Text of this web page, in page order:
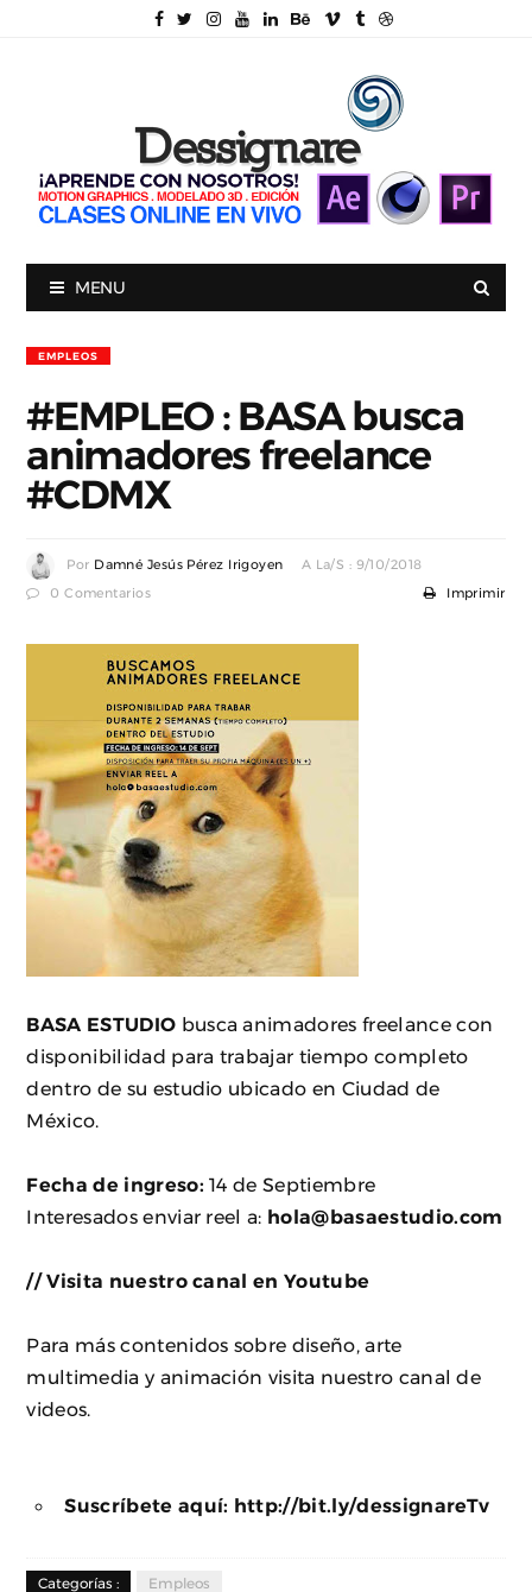
MENU
EMPLEOS
#EMPLEO : BASA busca
animadores freelance
#CDMX
Por Damné Jesús Pérez Irigoyen A La/s : 9/10/2018
0 Comentarios Imprimir
BASA ESTUDIO busca animadores freelance con
disponibilidad para trabajar tiempo completo
dentro de su estudio ubicado en Ciudad de
México.
Fecha de ingreso: 14 de Septiembre
Interesados enviar reel a: hola@basaestudio.com
// Visita nuestro canal en Youtube
Para más contenidos sobre diseño, arte
multimedia y animación visita nuestro canal de
videos.
Suscríbete aquí: http://bit.ly/dessignareTv
Categorías : Empleos